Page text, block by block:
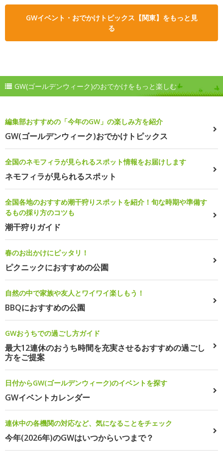
GWイベント・おでかけトピックス【関東】をもっと見
る
GW(ゴールデンウィーク)のおでかけをもっと楽しむ
編集部おすすめの「今年のGW」の楽しみ方を紹介
GW(ゴールデンウィーク)おでかけトピックス
全国のネモフィラが見られるスポット情報をお届けします
ネモフィラが見られるスポット
全国各地のおすすめ潮干狩りスポットを紹介！旬な時期や準備す
るもの採り方のコツも
潮干狩りガイド
春のお出かけにピッタリ！
ピクニックにおすすめの公園
自然の中で家族や友人とワイワイ楽しもう！
BBQにおすすめの公園
GWおうちでの過ごし方ガイド
最大12連休のおうち時間を充実させるおすすめの過ごし
方をご提案
日付からGW(ゴールデンウィーク)のイベントを探す
GWイベントカレンダー
連休中の各機関の対応など、気になることをチェック
今年(2026年)のGWはいつからいつまで？